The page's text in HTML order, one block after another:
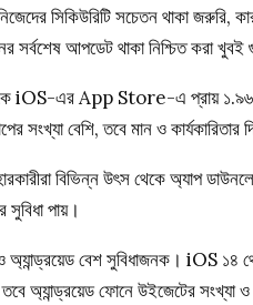
নিজেদের সিকিউরিটি সচেতন থাকা
সর্বশেষ আপডেট থাকা নিশ্চিত করা
iOS-এর App Store-এ প্রায় ১.৯৬
সংখ্যা বেশি, তবে মান ও
বিভিন্ন উৎস থেকে অ্যাপ
সুবিধা পায়।
অ্যান্ড্রয়েড বেশ সুবিধাজনক। iOS
অ্যান্ড্রয়েড ফোনে উইজেটের সংখ্যা